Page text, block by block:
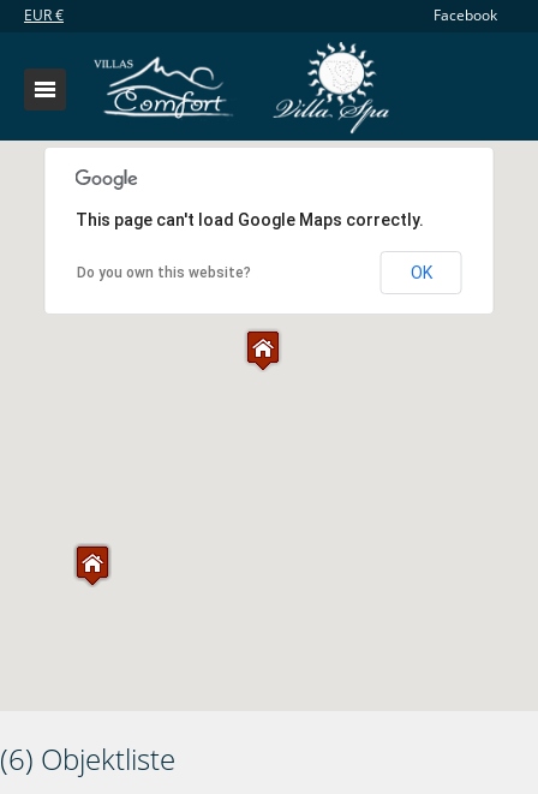
EUR€ Facebook
This page can't load Google Maps correctly.
Do you own this website? OK
(6) Objektliste